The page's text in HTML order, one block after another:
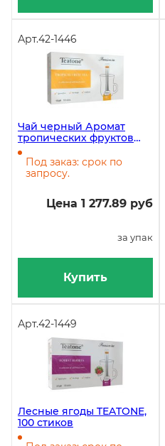
Арт.42-1446
Чай черный Аромат
тропических фруктов
TEATONE, 100 стиков
Под заказ: срок по
запросу.
Цена 1 277.89 руб
за упак
Купить
Арт.42-1449
Лесные ягоды TEATONE,
100 стиков